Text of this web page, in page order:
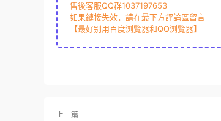
售後客服QQ群1037197653
如果鏈接失效，請在最下方評論區留言
【最好别用百度浏覽器和QQ浏覽器】
上一篇